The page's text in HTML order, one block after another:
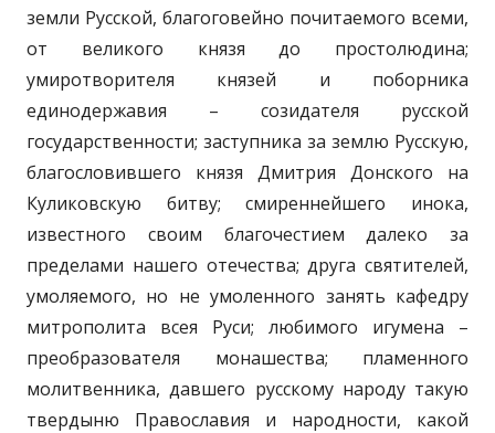
земли Русской, благоговейно почитаемого всеми,
от великого князя до простолюдина;
умиротворителя князей и поборника
единодержавия – созидателя русской
государственности; заступника за землю Русскую,
благословившего князя Дмитрия Донского на
Куликовскую битву; смиреннейшего инока,
известного своим благочестием далеко за
пределами нашего отечества; друга святителей,
умоляемого, но не умоленного занять кафедру
митрополита всея Руси; любимого игумена –
преобразователя монашества; пламенного
молитвенника, давшего русскому народу такую
твердыню Православия и народности, какой